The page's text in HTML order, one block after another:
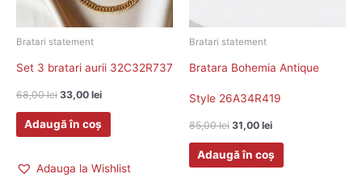
Bratari statement
Set 3 bratari aurii 32C32R737
68,00lei 33,00 lei
Adaugă în coș
Adauga la Wishlist
Bratari statement
Bratara Bohemia Antique
Style 26A34R419
85,00lei 31,00 lei
Adaugă în coș